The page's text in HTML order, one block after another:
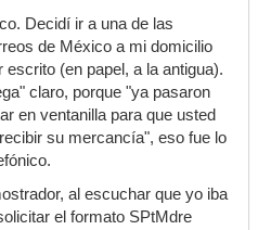
Decidí ir a una de las
de México a mi domicilio
escrito (en papel, a la antigua).
claro, porque "ya pasaron
en ventanilla para que usted
su mercancía", eso fue lo
al escuchar que yo iba
el formato SPtMdre